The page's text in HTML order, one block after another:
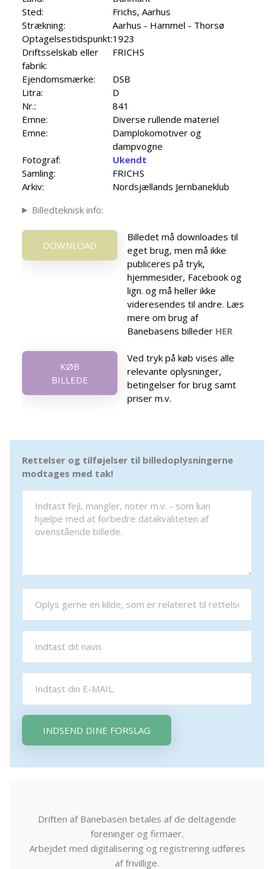
Sted:
Frichs, Aarhus
Strækning:
Aarhus - Hammel - Thorsø
Optagelsestidspunkt:1923
Driftsselskab eller
fabrik:
FRICHS
Ejendomsmærke:
DSB
Litra:
D
Nr.:
841
Emne:
Diverse rullende materiel
Emne:
Damplokomotiver og
dampvogne
Fotograf:
Ukendt
Samling:
FRICHS
Arkiv:
Nordsjællands Jernbaneklub
Billedteknisk info:
DOWNLOAD
Billedet må downloades til
eget brug, men må ikke
publiceres på tryk,
hjemmesider, Facebook og
lign. og må heller ikke
videresendes til andre. Læs
mere om brug af
Banebasens billeder HER
KØB
BILLEDE
Ved tryk på køb vises alle
relevante oplysninger,
betingelser for brug samt
priser m.v.
Rettelser og tilføjelser til billedoplysningerne
modtages med tak!
INDSEND DINE FORSLAG
Driften af Banebasen betales af de deltagende
foreninger og firmaer.
Arbejdet med digitalisering og registrering udføres
af frivillige.